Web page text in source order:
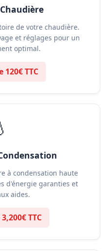
de votre chaudière.
et réglages pour un
optimal.
TTC
à condensation haute
d'énergie garanties et
aides.
TTC